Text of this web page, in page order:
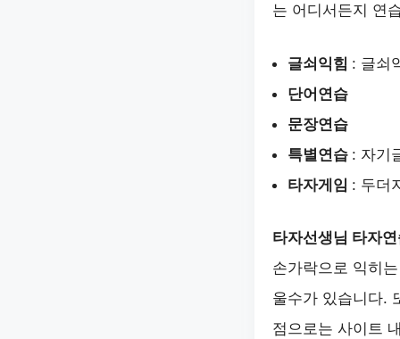
는 어디서든지 연
글쇠익힘 : 글쇠
단어연습
문장연습
특별연습 : 자기
타자게임 : 두더
타자선생님 타자
손가락으로 익히
울수가 있습니다.
점으로는 사이트